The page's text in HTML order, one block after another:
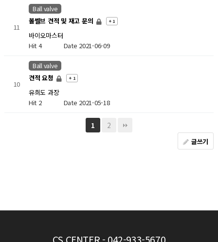
11
Ball valve
볼벨브 견적 및 재고 문의 + 1
바이오마스터
Hit 4 Date 2021-06-09
10
Ball valve
견적 요청 + 1
유희도 과장
Hit 2 Date 2021-05-18
1 2
글쓰기